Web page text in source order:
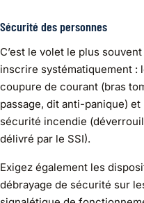
Sécurité des personnes
C’est le volet le plus
inscrire systématiquement :
coupure de courant (bras
passage, dit anti-panique) et
sécurité incendie
délivré par le SSI).
Exigez également les
débrayage de sécurité sur